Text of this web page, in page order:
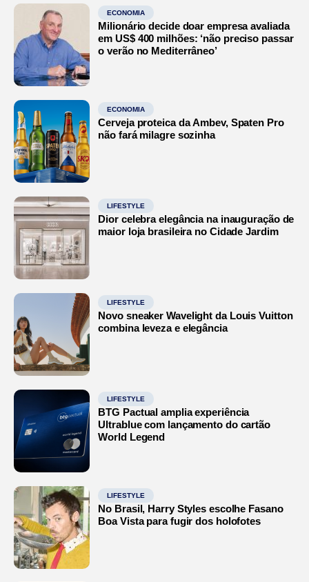
ECONOMIA
Milionário decide doar empresa avaliada
em US$ 400 milhões: ‘não preciso passar
o verão no Mediterrâneo’
ECONOMIA
Cerveja proteica da Ambev, Spaten Pro
não fará milagre sozinha
LIFESTYLE
Dior celebra elegância na inauguração de
maior loja brasileira no Cidade Jardim
LIFESTYLE
Novo sneaker Wavelight da Louis Vuitton
combina leveza e elegância
LIFESTYLE
BTG Pactual amplia experiência
Ultrablue com lançamento do cartão
World Legend
LIFESTYLE
No Brasil, Harry Styles escolhe Fasano
Boa Vista para fugir dos holofotes